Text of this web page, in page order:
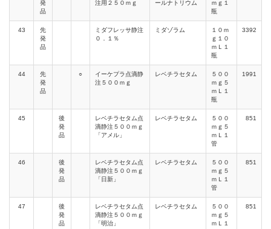
発
品
注用２５０ｍｇ
ールナトリウム
ｍｇ１
瓶
43
先
発
品
ミダフレッサ静注
０．１％
ミダゾラム
１０ｍ
ｇ１０
ｍＬ１
瓶
3392
44
先
発
品
○
イーケプラ点滴静
注５００ｍｇ
レベチラセタム
５００
ｍｇ５
ｍＬ１
瓶
1991
45
後
発
品
レベチラセタム点
滴静注５００ｍｇ
「アメル」
レベチラセタム
５００
ｍｇ５
ｍＬ１
管
851
46
後
発
品
レベチラセタム点
滴静注５００ｍｇ
「日新」
レベチラセタム
５００
ｍｇ５
ｍＬ１
管
851
47
後
発
品
レベチラセタム点
滴静注５００ｍｇ
「明治」
レベチラセタム
５００
ｍｇ５
ｍＬ１
851